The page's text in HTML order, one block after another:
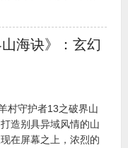
海诀》：玄幻
守护者13之破界山
造别具异域风情的山
在屏幕之上，浓烈的